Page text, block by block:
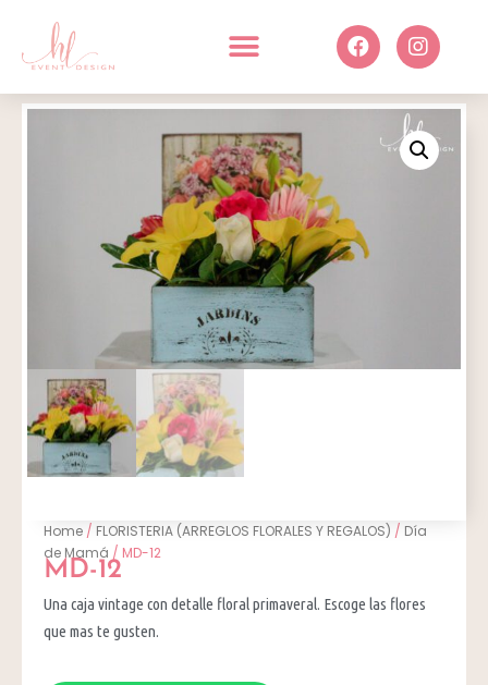
Home / FLORISTERIA (ARREGLOS FLORALES Y REGALOS) / Día
de Mamá / MD-12
MD-12
Una caja vintage con detalle floral primaveral. Escoge las flores
que mas te gusten.